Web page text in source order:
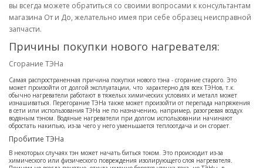
вы всегда можете обратиться со своими вопросами к консультантам
магазина От и До, желательно имея при себе образец неисправной
запчасти.
Причины покупки нового нагревателя:
Сгорание ТЭНа
Самая распространенная причина покупки нового тэна - сгорание старого. Это
может произойти от долгой эксплуатации, что характерно для всех ТЭНов, т.к.
обычно нагреватели работают в тяжелых химических условиях и металл может
изнашиваться. Перегорание ТЭНа также может произойти от перепада напряжения
в сети или использования ТЭНа не по назначению, например, разогревая воздух
водяным тэном. Водяные нагреватели при долгом использовании начинают
обростать накипью, из-за чего у него уменьшается теплоотдача и он сгорает.
Пробитие ТЭНа
В некоторых случаях тэн может начать биться током. Это происходит из-за
химического или физического повреждения изолирующего слоя нагревателя.